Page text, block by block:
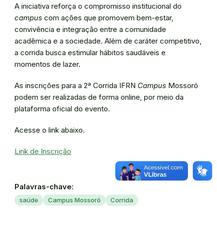
A iniciativa reforça o compromisso institucional do
campus com ações que promovem bem-estar,
convivência e integração entre a comunidade
acadêmica e a sociedade. Além de caráter competitivo,
a corrida busca estimular hábitos saudáveis e
momentos de lazer.
As inscrições para a 2ª Corrida IFRN Campus Mossoró
podem ser realizadas de forma online, por meio da
plataforma oficial do evento.
Acesse o link abaixo.
Link de Inscrição
Palavras-chave:
saúde Campus Mossoró Corrida